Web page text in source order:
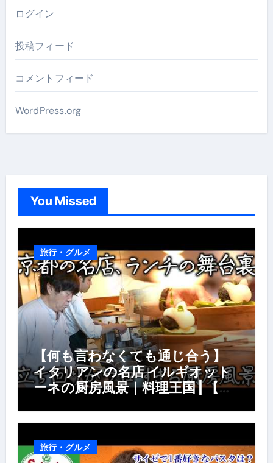
ログイン
投稿フィード
コメントフィード
WordPress.org
You Missed
旅行・グルメ
【何も言わなくても通じ合う】
イタリアンの名店 イルギオット
ーネの厨房風景｜料理王国 | 【厨
風景】
旅行・グルメ